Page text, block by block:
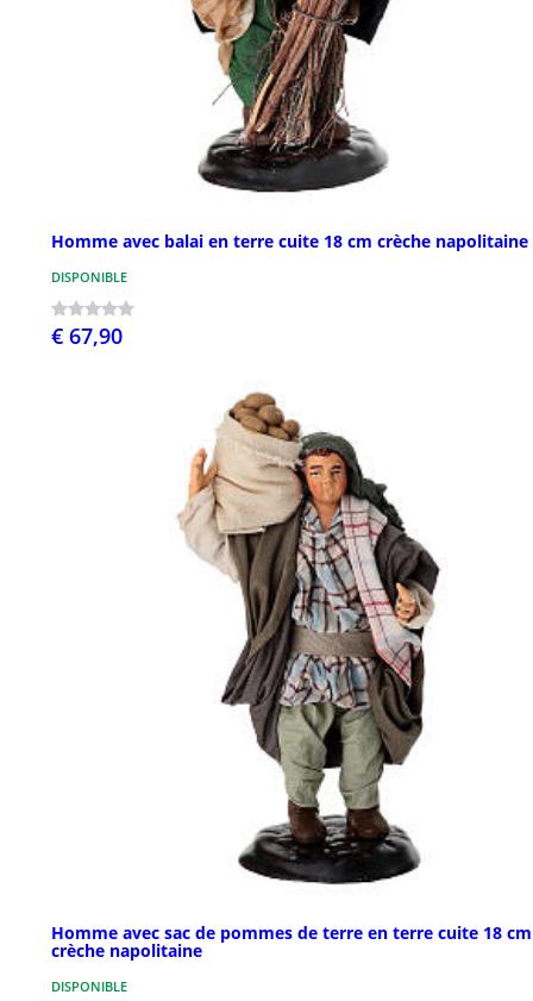
Homme avec balai en terre cuite 18 cm crèche napolitaine
DISPONIBLE
€ 67,90
Homme avec sac de pommes de terre en terre cuite 18 cm
crèche napolitaine
DISPONIBLE